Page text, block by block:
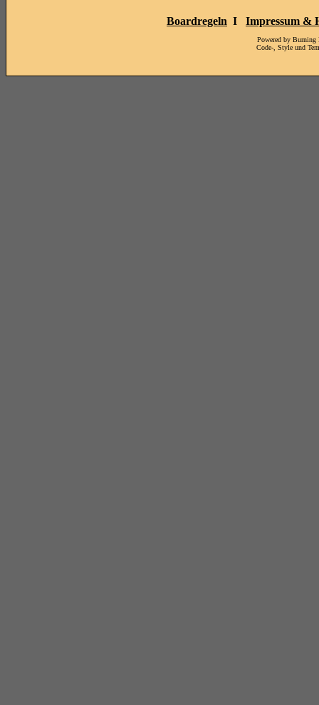
Boardregeln I Impressum &
Powered by
Code-, Style und